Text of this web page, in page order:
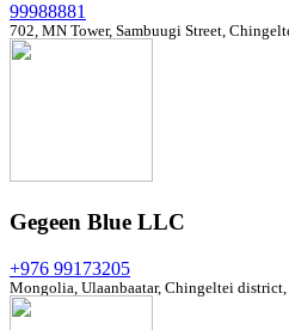
99988881
702, MN Tower, Sambuugi Street,
Gegeen Blue LLC
+976 99173205
Mongolia, Ulaanbaatar, Chingeltei